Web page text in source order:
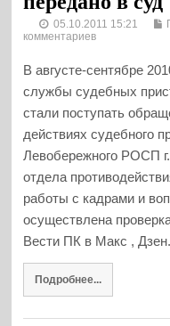
05.10.2011 15:21
комментариев
В августе-сентябре
службы судебных
стали поступать
действиях судебного
Левобережного РОСП
отдела
работы с кадрами и
осуществлена
Вести ПК в Макс ,
Подробнее...